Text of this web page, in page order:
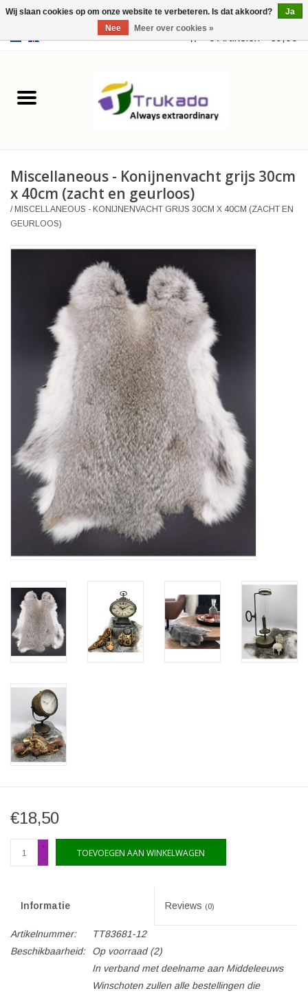
USD 0 Artikelen - €0,00
Leer
Merchandise
Retro Vintage
Veronese Design
Giftware & Lifestyle &
Collectables
Bezoek ons
Nieuw
Aanbiedingen
Miscellaneous - Konijnenvacht grijs 30cm
x 40cm (zacht en geurloos)
/MISCELLANEOUS - KONIJNENVACHT GRIJS 30CM X 40CM (ZACHT EN
GEURLOOS)
€18,50
+
-
TOEVOEGEN AAN WINKELWAGEN
Informatie Reviews (0)
Artikelnummer:
TT83681-12
Beschikbaarheid:
Op voorraad(2)
In verband met deelname aan Middeleeuws
Winschoten zullen alle bestellingen die
Wij slaan cookies op om onze website te verbeteren. Is dat akkoord?
Ja
Nee
Meer over cookies »